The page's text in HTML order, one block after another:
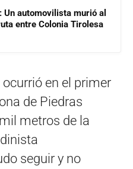
automovilista murió al
entre Colonia Tirolesa
en el primer
de Piedras
metros de la
seguir y no